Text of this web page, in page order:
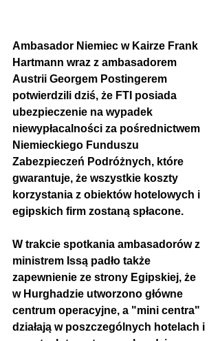
Ambasador Niemiec w Kairze Frank
Hartmann wraz z ambasadorem
Austrii Georgem Postingerem
potwierdzili dziś, że FTI posiada
ubezpieczenie na wypadek
niewypłacalności za pośrednictwem
Niemieckiego Funduszu
Zabezpieczeń Podróżnych, które
gwarantuje, że wszystkie koszty
korzystania z obiektów hotelowych i
egipskich firm zostaną spłacone.
W trakcie spotkania ambasadorów z
ministrem Issą padło także
zapewnienie ze strony Egipskiej, że
w Hurghadzie utworzono główne
centrum operacyjne, a "mini centra"
działają w poszczególnych hotelach i